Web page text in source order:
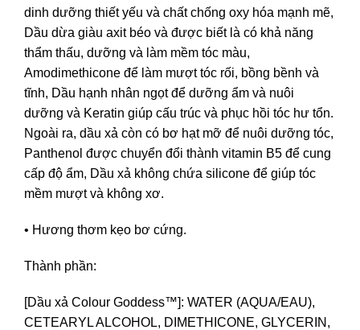
dinh dưỡng thiết yếu và chất chống oxy hóa mạnh mẽ,
Dầu dừa giàu axit béo và được biết là có khả năng
thẩm thấu, dưỡng và làm mềm tóc màu,
Amodimethicone để làm mượt tóc rối, bồng bềnh và
tĩnh, Dầu hạnh nhân ngọt để dưỡng ẩm và nuôi
dưỡng và Keratin giúp cấu trúc và phục hồi tóc hư tổn.
Ngoài ra, dầu xả còn có bơ hạt mỡ để nuôi dưỡng tóc,
Panthenol được chuyển đổi thành vitamin B5 để cung
cấp độ ẩm, Dầu xả không chứa silicone để giúp tóc
mềm mượt và không xơ.
• Hương thơm kẹo bơ cứng.
Thành phần:
[Dầu xả Colour Goddess™]: WATER (AQUA/EAU),
CETEARYL ALCOHOL, DIMETHICONE, GLYCERIN,